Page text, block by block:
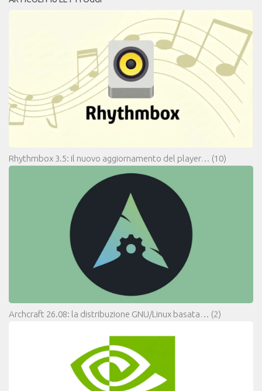
Rhythmbox 3.5: il nuovo aggiornamento del player… (10)
Archcraft 26.08: la distribuzione GNU/Linux basata… (2)